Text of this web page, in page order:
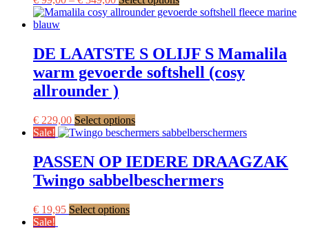
product
variants.
The
options
the
page
DE LAATSTE S OLIJF S Mamalila
warm gevoerde softshell (cosy
allrounder )
€ 229,00 Select optionsThis
product
multiple
variants.
The
Sale!
PASSEN OP IEDERE DRAAGZAK
Twingo sabbelbeschermers
€ 19,95 Select optionsThis
Sale!